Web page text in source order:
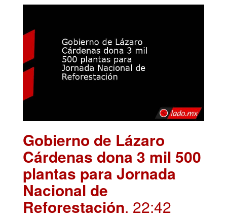
Gobierno de Lázaro
Cárdenas dona 3 mil 500
plantas para Jornada
Nacional de
Reforestación. 22:42